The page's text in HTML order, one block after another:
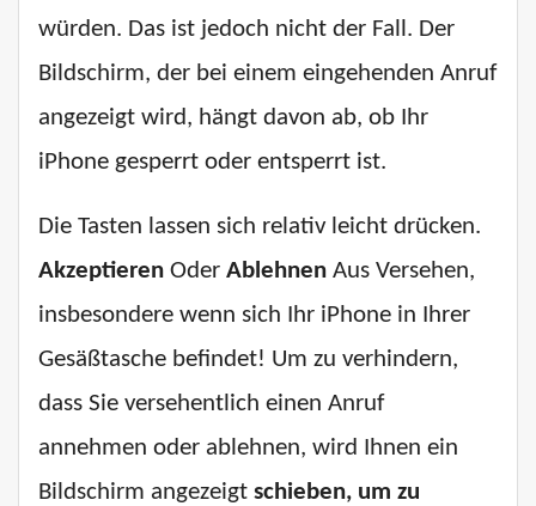
würden. Das ist jedoch nicht der Fall. Der
Bildschirm, der bei einem eingehenden Anruf
angezeigt wird, hängt davon ab, ob Ihr
iPhone gesperrt oder entsperrt ist.
Die Tasten lassen sich relativ leicht drücken.
Akzeptieren Oder Ablehnen Aus Versehen,
insbesondere wenn sich Ihr iPhone in Ihrer
Gesäßtasche befindet! Um zu verhindern,
dass Sie versehentlich einen Anruf
annehmen oder ablehnen, wird Ihnen ein
Bildschirm angezeigt schieben, um zu